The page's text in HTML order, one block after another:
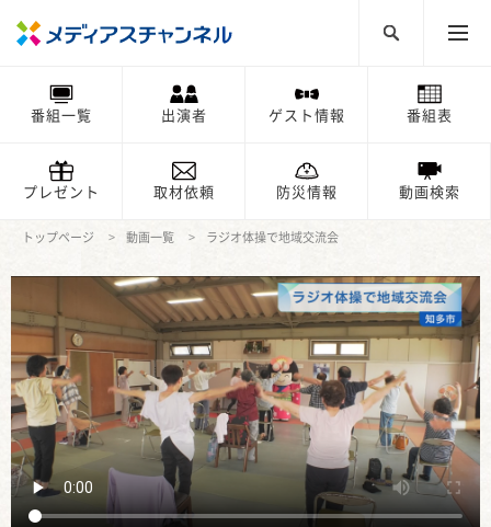
番組一覧 出演者 ゲスト情報 番組表
プレゼント 取材依頼 防災情報 動画検索
トップページ 動画一覧 ラジオ体操で地域交流会